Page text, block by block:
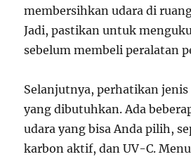
membersihkan udara di
Jadi, pastikan untuk
sebelum membeli peralatan
Selanjutnya, perhatikan
yang dibutuhkan. Ada
udara yang bisa Anda pilih,
karbon aktif, dan UV-C.